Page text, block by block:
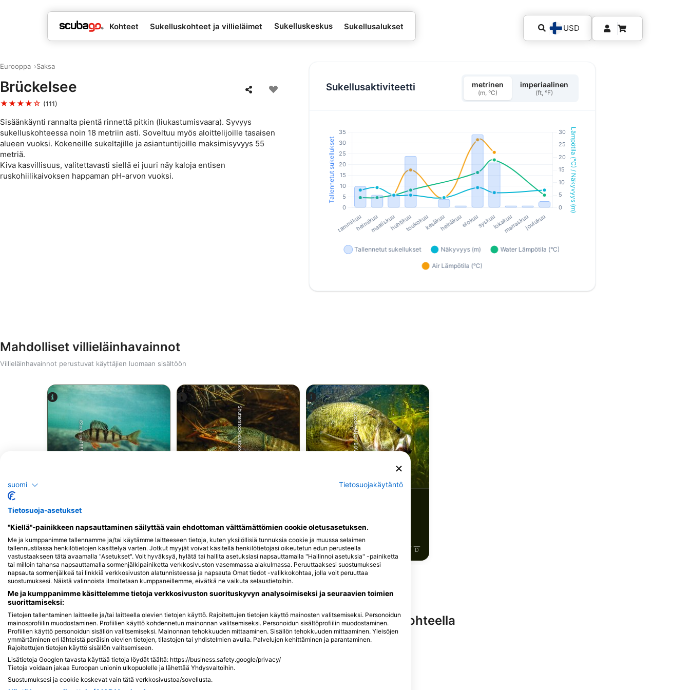
Kohteet Sukelluskohteet ja villieläimet Sukelluskeskus Sukellusalukset USD
Eurooppa Saksa
Brückelsee
★★★★☆ (111)
Sisäänkäynti rannalta pientä rinnettä pitkin (liukastumisvaara). Syvyys
sukelluskohteessa noin 18 metriin asti. Soveltuu myös aloittelijoille tasaisen
alueen vuoksi. Kokeneille sukeltajille ja asiantuntijoille maksimisyvyys 55
metriä.
Kiva kasvillisuus, valitettavasti siellä ei juuri näy kaloja entisen
ruskohiilikaivoksen happaman pH-arvon vuoksi.
Sukellusaktiviteetti metrinen
(m, °C)
imperiaalinen
(ft, °F)
Mahdolliset villieläinhavainnot
Villieläinhavainnot perustuvat käyttäjien luomaan sisältöön
iStock-jpa1999
J F M A M J J A S O N D
Shutterstock-dushkovladimir
J F M A M J J A S O N D
iStock-ANDY_BOWLIN
J F M A M D
Sukelluskeskukset, jotka tarjoavat catering-palveluita tällä sukelluskohteella
DIVESECTOR
Bahnhofstr. 22, 91235 Velden, Saksa
suomi Tietosuojakäytäntö
Tietosuoja-asetukset
"Kiellä"-painikkeen napsauttaminen säilyttää vain ehdottoman välttämättömien cookie oletusasetuksen.
Me ja kumppanimme tallennamme ja/tai käytämme laitteeseen tietoja, kuten yksilöllisiä tunnuksia cookie ja muussa selaimen
tallennustilassa henkilötietojen käsittelyä varten. Jotkut myyjät voivat käsitellä henkilötietojasi oikeutetun edun perusteella
vastustaakseen tätä avaamalla "Asetukset". Voit hyväksyä, hylätä tai hallita asetuksiasi napsauttamalla "Hallinnoi asetuksia" -painiketta
tai milloin tahansa napsauttamalla sormenjälkipainiketta verkkosivuston vasemmassa alakulmassa. Peruuttaaksesi suostumuksesi
napsauta sormenjälkeä tai linkkiä verkkosivuston alatunnisteessa ja napsauta Omat tiedot -valikkokohtaa, jolla voit peruuttaa
suostumuksesi. Näistä valinnoista ilmoitetaan kumppaneillemme, eivätkä ne vaikuta selaustietoihin.
Me ja kumppanimme käsittelemme tietoja verkkosivuston suorituskyvyn analysoimiseksi ja seuraavien toimien
suorittamiseksi:
Tietojen tallentaminen laitteelle ja/tai laitteella olevien tietojen käyttö. Rajoitettujen tietojen käyttö mainosten valitsemiseksi. Personoidun
mainosprofiilin muodostaminen. Profiilien käyttö kohdennetun mainonnan valitsemiseksi. Personoidun sisältöprofiilin muodostaminen.
Profiilien käyttö personoidun sisällön valitsemiseksi. Mainonnan tehokkuuden mittaaminen. Sisällön tehokkuuden mittaaminen. Yleisöjen
ymmärtäminen eri lähteistä peräisin olevien tietojen, tilastojen tai yhdistelmien avulla. Palvelujen kehittäminen ja parantaminen.
Rajoitettujen tietojen käyttö sisällön valitsemiseen.
Lisätietoja Googlen tavasta käyttää tietoja löydät täältä: https://business.safety.google/privacy/
Tietoja voidaan jakaa Euroopan unionin ulkopuolelle ja lähettää Yhdysvaltoihin.
Suostumuksesi ja cookie koskevat vain tätä verkkosivustoa/sovellusta.